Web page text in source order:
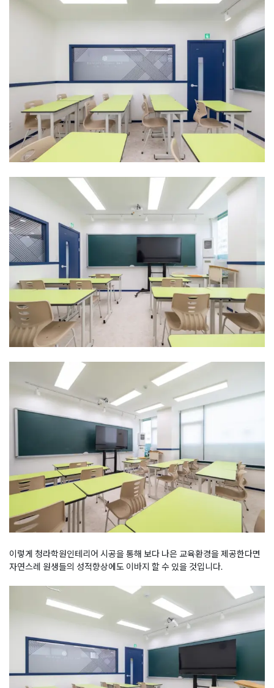
이렇게 청라학원인테리어 시공을 통해 보다 나은 교육환경을 제공한다면
자연스레 원생들의 성적향상에도 이바지 할 수 있을 것입니다.